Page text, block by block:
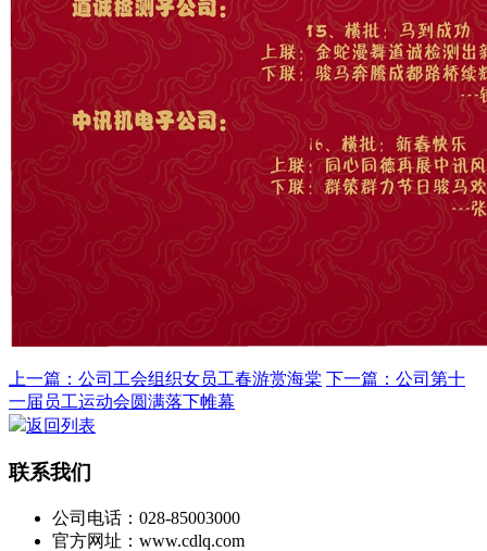
上一篇：公司工会组织女员工春游赏海棠 下一篇：公司第十
一届员工运动会圆满落下帷幕
返回列表
联系我们
公司电话：028-85003000
官方网址：www.cdlq.com